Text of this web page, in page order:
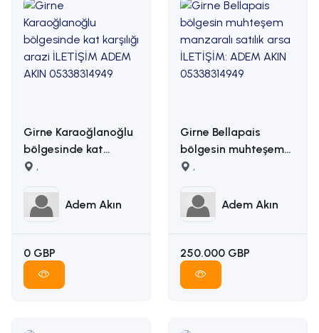
Girne Karaoğlanoğlu
bölgesinde kat
karşılığı arazi
05338314949
,
Adem Akın
0 GBP
Girne Bellapais
bölgesin muhteşem
manzaralı satılık arsa
05338314949
,
Adem Akın
250.000 GBP